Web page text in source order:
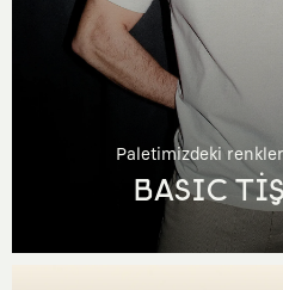
Paletimizdeki
BASIC